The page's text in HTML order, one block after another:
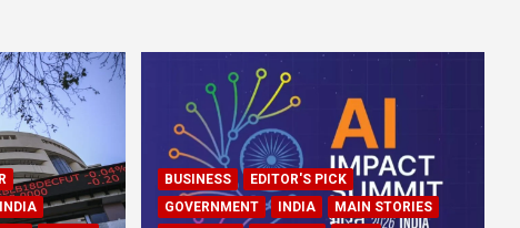
INDIA
BUSINESS
EDITOR'S PICK
GOVERNMENT
INDIA
MAIN STORIES